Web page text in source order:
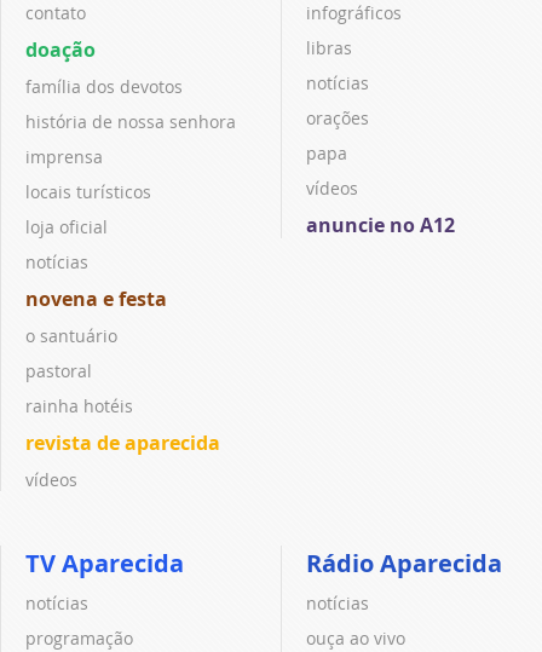
contato
doação
família dos devotos
história de nossa senhora
imprensa
locais turísticos
loja oficial
notícias
novena e festa
o santuário
pastoral
rainha hotéis
revista de aparecida
vídeos
infográficos
libras
notícias
orações
papa
vídeos
anuncie no A12
TV Aparecida
notícias
programação
Rádio Aparecida
notícias
ouça ao vivo